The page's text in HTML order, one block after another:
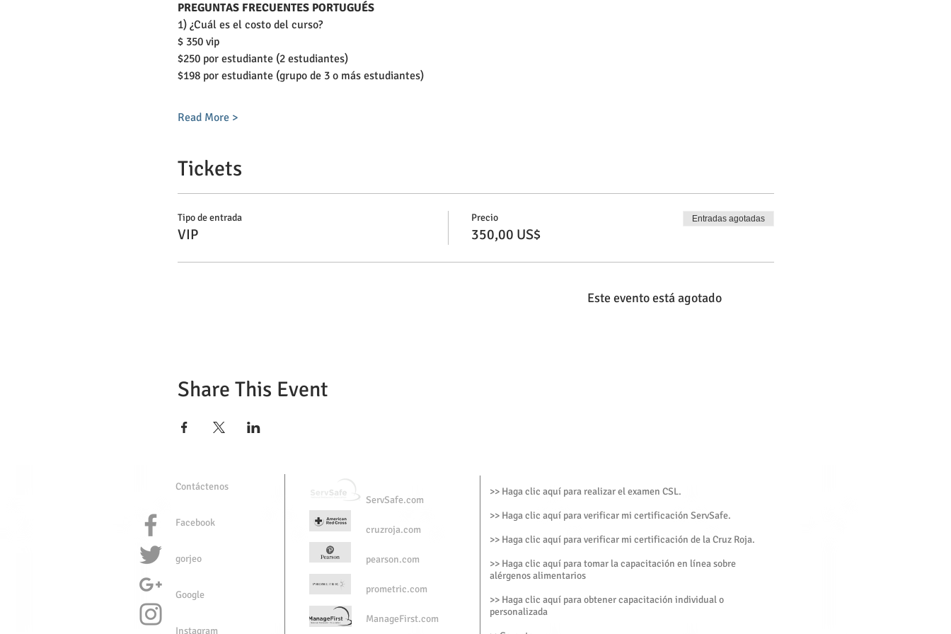
PREGUNTAS FRECUENTES PORTUGUÉS
1) ¿Cuál es el costo del curso?
$ 350 vip
$250 por estudiante (2 estudiantes)
$198 por estudiante (grupo de 3 o más estudiantes)
Read More >
Tickets
Tipo de entrada
VIP
Precio
350,00 US$
Entradas agotadas
Este evento está agotado
Share This Event
Contáctenos
Facebook
gorjeo
Google
Instagram
ServSafe.com
cruzroja.com
pearson.com
prometric.com
ManageFirst.com
>> Haga clic aquí para realizar el examen CSL.
>> Haga clic aquí para verificar mi certificación ServSafe.
>> Haga clic aquí para verificar mi certificación de la Cruz Roja.
>> Haga clic aquí para tomar la capacitación en línea sobre
alérgenos alimentarios
>> Haga clic aquí para obtener capacitación individual o
personalizada